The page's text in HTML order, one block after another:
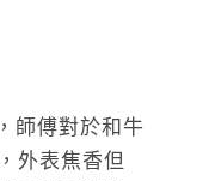
師傅對於和牛
外表焦香但